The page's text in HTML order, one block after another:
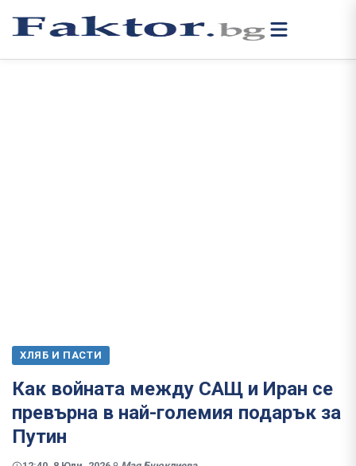
ХЛЯБ И ПАСТИ
Как войната между САЩ и Иран се
превърна в най-големия подарък за
Путин